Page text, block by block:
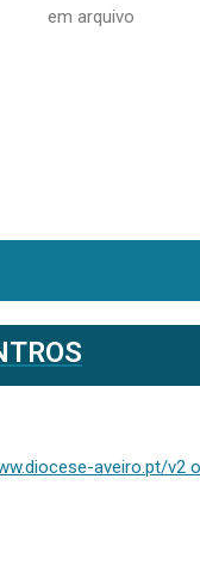
em arquivo
aveiro.pt/v2